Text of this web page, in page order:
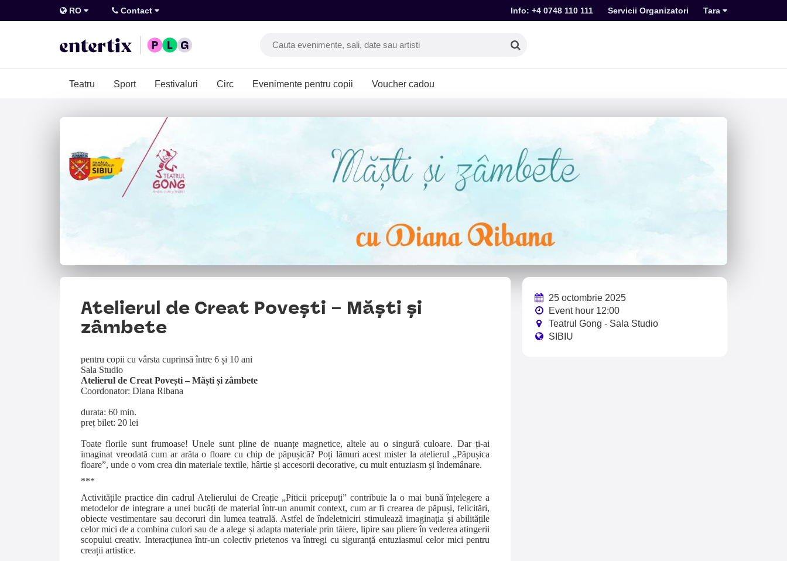
RO Contact Info: +4 0748 110 111 Servicii Organizatori Tara
Teatru Sport Festivaluri Circ Evenimente pentru copii Voucher cadou
Atelierul de Creat Povești – Măști și
zâmbete
pentru copii cu vârsta cuprinsă între 6 și 10 ani
Sala Studio
Atelierul de Creat Povești – Măști și zâmbete
Coordonator: Diana Ribana
durata: 60 min.
preț bilet: 20 lei
Toate florile sunt frumoase! Unele sunt pline de nuanțe magnetice, altele au o singură culoare. Dar ți-ai
imaginat vreodată cum ar arăta o floare cu chip de păpușică? Poți lămuri acest mister la atelierul „Păpușica
floare”, unde o vom crea din materiale textile, hârtie și accesorii decorative, cu mult entuziasm și îndemânare.
***
Activitățile practice din cadrul Atelierului de Creație „Piticii pricepuți” contribuie la o mai bună înțelegere a
metodelor de integrare a unei bucăți de material într-un anumit context, cum ar fi crearea de păpuși, felicitări,
obiecte vestimentare sau decoruri din lumea teatrală. Astfel de îndeletniciri stimulează imaginația și abilitățile
celor mici de a combina culori sau de a alege și adapta materiale prin tăiere, lipire sau pliere în vederea atingerii
scopului creativ. Interacțiunea într-un colectiv prietenos va întregi cu siguranță entuziasmul celor mici pentru
creații artistice.
25 octombrie 2025
Event hour 12:00
Teatrul Gong - Sala Studio
SIBIU